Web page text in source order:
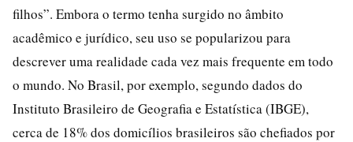
filhos”. Embora o termo tenha surgido no âmbito
acadêmico e jurídico, seu uso se popularizou para
descrever uma realidade cada vez mais frequente em todo
o mundo. No Brasil, por exemplo, segundo dados do
Instituto Brasileiro de Geografia e Estatística (IBGE),
cerca de 18% dos domicílios brasileiros são chefiados por